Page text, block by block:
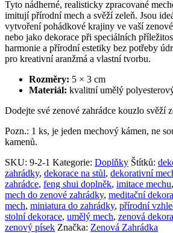
Tyto nádherné, realisticky zpracované
imitují přírodní mech a svěží zeleň. Jsou
vytvoření pohádkové krajiny ve vaší
nebo jako dekorace při speciálních
harmonie a přírodní estetiky bez potřeby
pro kreativní aranžmá a vlastní tvorbu.
Rozměry: 5 × 3 cm
Materiál: kvalitní umělý
Dodejte své zenové zahrádce kouzlo svěží
Pozn.: 1 ks, je jeden mechový kámen, ne
kamenů.
SKU: 9-2-1 Kategorie: Doplňky Štítků:
zahrádky, dekorace na stůl, dekorativní
zahrádce, feng shui doplněk, imitace mechu,
mech do zenové zahrádky, meditační
mech, miniatura do zahrádky, přírodní
stolní dekorace, umělý mech, zenová
zenový písek Značka: Zenová Zahrádka